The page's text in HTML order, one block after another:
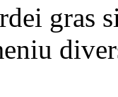
gras